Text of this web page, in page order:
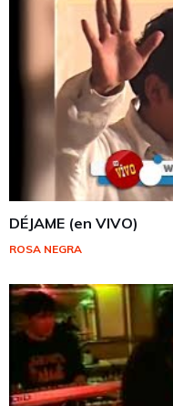
DÉJAME (en VIVO)
ROSA NEGRA